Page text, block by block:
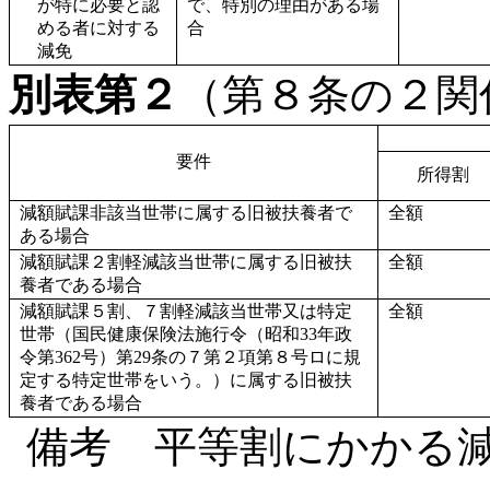
が特に必要と認
める者に対する
減免
で、特別の理由がある場
合
別表第２ （第８条の２
要件
所得割
減額賦課非該当世帯に属する旧被扶養者で
ある場合
全額
減額賦課２割軽減該当世帯に属する旧被扶
養者である場合
全額
減額賦課５割、７割軽減該当世帯又は特定
世帯（国民健康保険法施行令（昭和33年政
令第362号）第29条の７第２項第８号ロに規
定する特定世帯をいう。）に属する旧被扶
養者である場合
全額
備考 平等割にかかる